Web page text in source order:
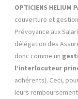
OPTICIENS HELIUM
couverture et
Prévoyance aux
délégation des
donc comme un
l’interlocuteur
adhérents). Ceci,
leurs